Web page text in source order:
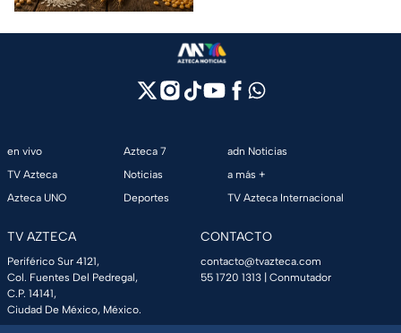
en vivo
TV Azteca
Azteca UNO
Azteca 7
Noticias
Deportes
adn Noticias
a más +
TV Azteca Internacional
TV AZTECA
Periférico Sur 4121,
Col. Fuentes Del Pedregal,
C.P. 14141,
Ciudad De México, México.
CONTACTO
contacto@tvazteca.com
55 1720 1313 | Conmutador